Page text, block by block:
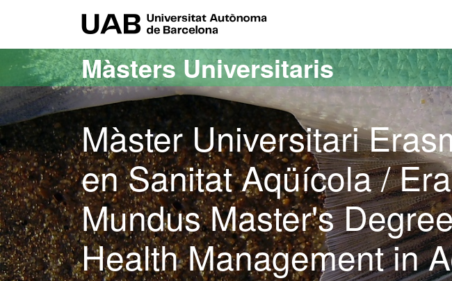
Màsters Universitaris
Màster Universitari
en Sanitat Aqüícola /
Mundus Master's
Health Management in